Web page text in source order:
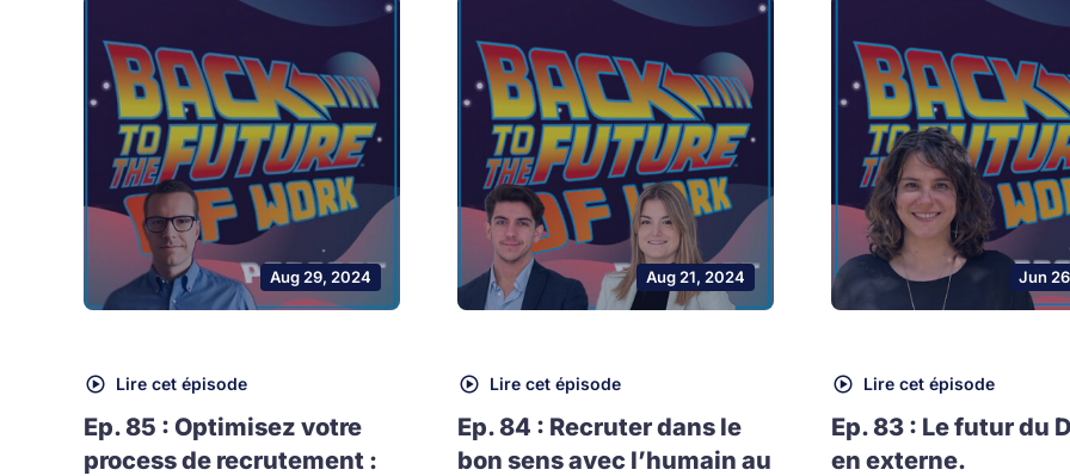
Aug 29, 2024
Lire cet épisode
Ep. 85 : Optimisez votre
process de recrutement :
Aug 21, 2024
Lire cet épisode
Ep. 84 : Recruter dans le
bon sens avec l’humain au
Jun
Lire cet épisode
Ep. 83 : Le futur du
en externe.